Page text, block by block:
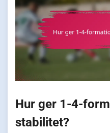
Hur ger 1-4-
stabilitet?